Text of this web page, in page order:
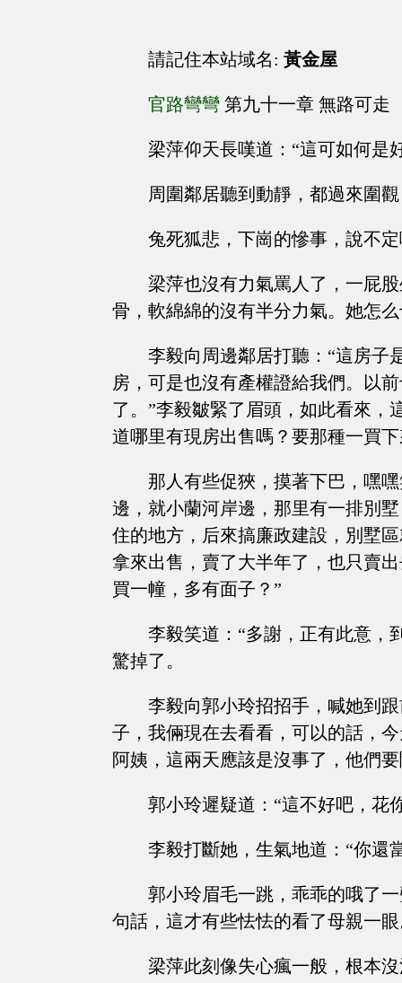
請記住本站域名: 黃金屋
官路彎彎 第九十一章 無路可走
梁萍仰天長嘆道：“這可如何是
周圍鄰居聽到動靜，都過來圍
兔死狐悲，下崗的慘事，說不
梁萍也沒有力氣罵人了，一屁
骨，軟綿綿的沒有半分力氣。她怎
李毅向周邊鄰居打聽：“這房子
房，可是也沒有產權證給我們。以
了。”李毅皺緊了眉頭，如此看來，
道哪里有現房出售嗎？要那種一買
那人有些促狹，摸著下巴，嘿
邊，就小蘭河岸邊，那里有一排別
住的地方，后來搞廉政建設，別墅
拿來出售，賣了大半年了，也只賣
買一幢，多有面子？”
李毅笑道：“多謝，正有此意，
驚掉了。
李毅向郭小玲招招手，喊她到
子，我倆現在去看看，可以的話，
阿姨，這兩天應該是沒事了，他們
郭小玲遲疑道：“這不好吧，
李毅打斷她，生氣地道：“你還
郭小玲眉毛一跳，乖乖的哦了
句話，這才有些怯怯的看了母親一
梁萍此刻像失心瘋一般，根本